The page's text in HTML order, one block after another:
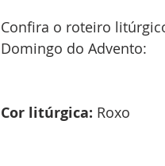
Confira o roteiro
Domingo do Advento:
Cor litúrgica: Roxo